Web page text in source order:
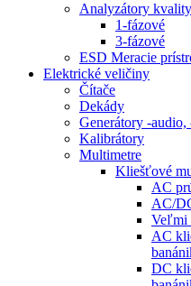
Analyzátory
1-fázové
3-fázové
ESD Meracie
Elektrické veličiny
Čítače
Dekády
Generátory -
Kalibrátory
Multimetre
Kliešťové
AC
AC/
Veľmi
AC
DC